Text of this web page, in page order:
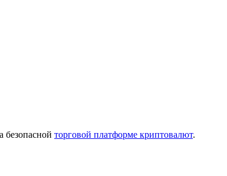
безопасной торговой платформе криптовалют.